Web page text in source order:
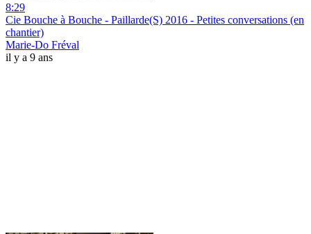
8:29
Cie Bouche à Bouche - Paillarde(S) 2016 - Petites conversations (en
chantier)
Marie-Do Fréval
il y a 9 ans